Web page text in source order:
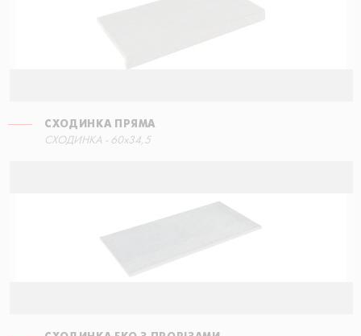
СХОДИНКА ПРЯМА
СХОДИНКА - 60x34,5
СХОДИНКА ЕКО З ПРОРІЗАМИ
30x60